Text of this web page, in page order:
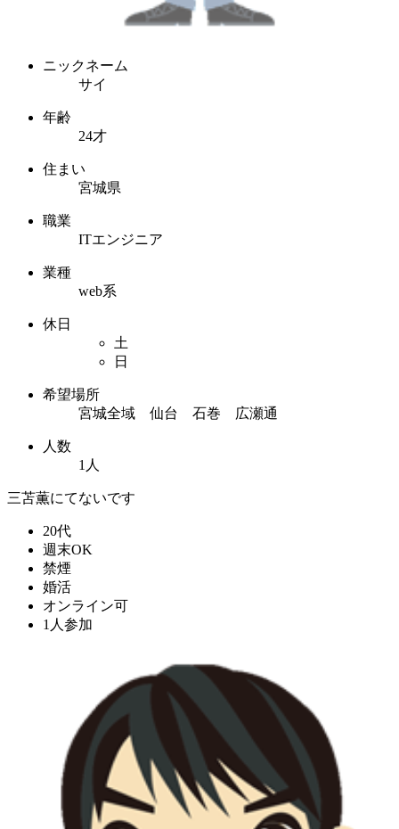
ニックネーム
サイ
年齢
24才
住まい
宮城県
職業
ITエンジニア
業種
web系
休日
土
日
希望場所
宮城全域 仙台 石巻 広瀬通
人数
1人
三苫薫にてないです
20代
週末OK
禁煙
婚活
オンライン可
1人参加